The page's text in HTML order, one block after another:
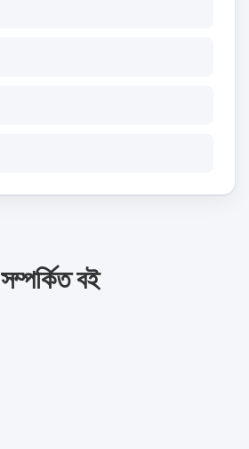
সম্পর্কিত বই